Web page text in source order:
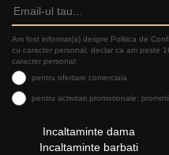
Am fost informat(a) despre Politica de
cu caracter personal, declar ca am peste
caracter personal:
pentru ofertare comerciala
pentru activitati promotionale:
Incaltaminte dama
Incaltaminte barbati